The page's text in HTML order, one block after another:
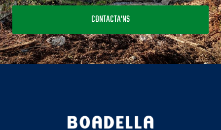
CONTACTA'NS